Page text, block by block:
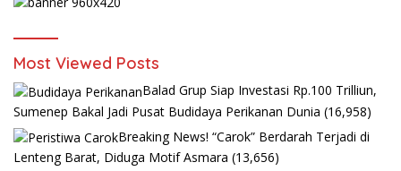
Most Viewed Posts
Balad Grup Siap Investasi Rp.100 Trilliun,
Sumenep Bakal Jadi Pusat Budidaya Perikanan Dunia (16,958)
Breaking News! “Carok” Berdarah Terjadi di
Lenteng Barat, Diduga Motif Asmara (13,656)